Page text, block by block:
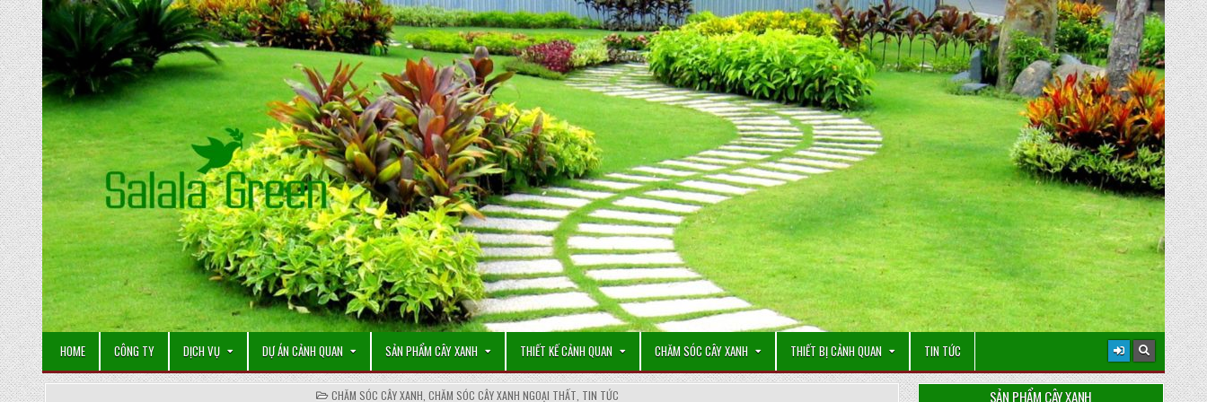
Skip
to
content
HOME CÔNG TY DỊCH VỤ DỰ ÁN CẢNH QUAN SẢN PHẨM CÂY XANH THIẾT KẾ CẢNH QUAN CHĂM SÓC CÂY XANH THIẾT BỊ CẢNH QUAN TIN TỨC
POSTED
CHĂM SÓC CÂY XANH CHĂM SÓC CÂY XANH NGOẠI THẤT TIN TỨC SẢN PHẨM CÂY XANH